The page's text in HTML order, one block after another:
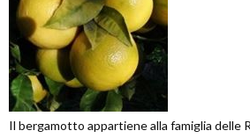
Il bergamotto appartiene alla famiglia delle